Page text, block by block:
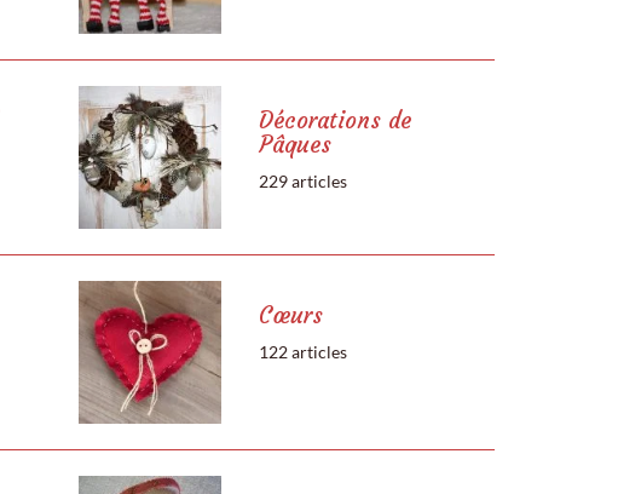
Décorations de
Pâques
229 articles
Cœurs
122 articles